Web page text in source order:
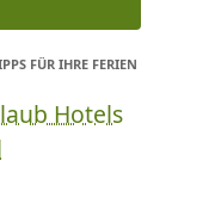
FÜR IHRE FERIEN
Hotels